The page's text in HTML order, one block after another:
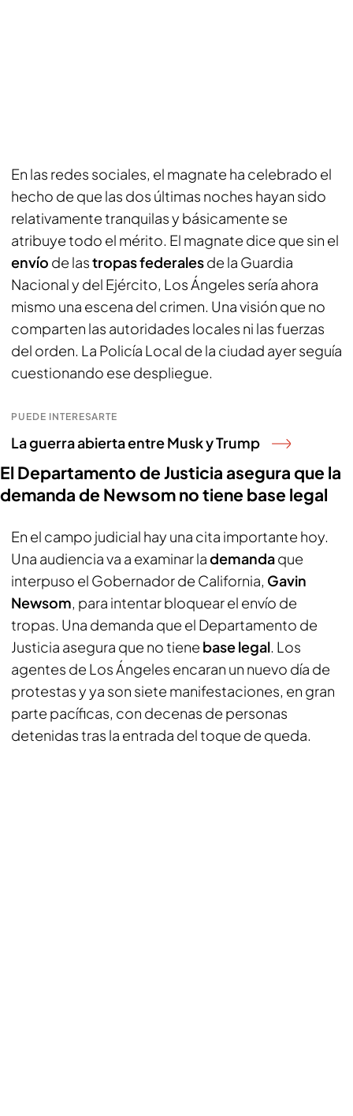
En las redes sociales, el magnate ha celebrado el
hecho de que las dos últimas noches hayan sido
relativamente tranquilas y básicamente se
atribuye todo el mérito. El magnate dice que sin el
envío de lastropas federalesde la Guardia
Nacional y del Ejército, Los Ángeles sería ahora
mismo una escena del crimen. Una visión que no
comparten las autoridades locales ni las fuerzas
del orden. La Policía Local de la ciudad ayer seguía
cuestionando ese despliegue.
PUEDE INTERESARTE
La guerra abierta entre Musk y Trump
El Departamento de Justicia asegura que la
demanda de Newsom no tiene base legal
En el campo judicial hay una cita importante hoy.
Una audiencia va a examinar lademandaque
interpuso el Gobernador de California, Gavin
Newsom, para intentar bloquear el envío de
tropas. Una demanda que el Departamento de
Justicia asegura que no tiene base legal. Los
agentes de Los Ángeles encaran un nuevo día de
protestas y ya son siete manifestaciones, en gran
parte pacíficas, con decenas de personas
detenidas tras la entrada del toque de queda.